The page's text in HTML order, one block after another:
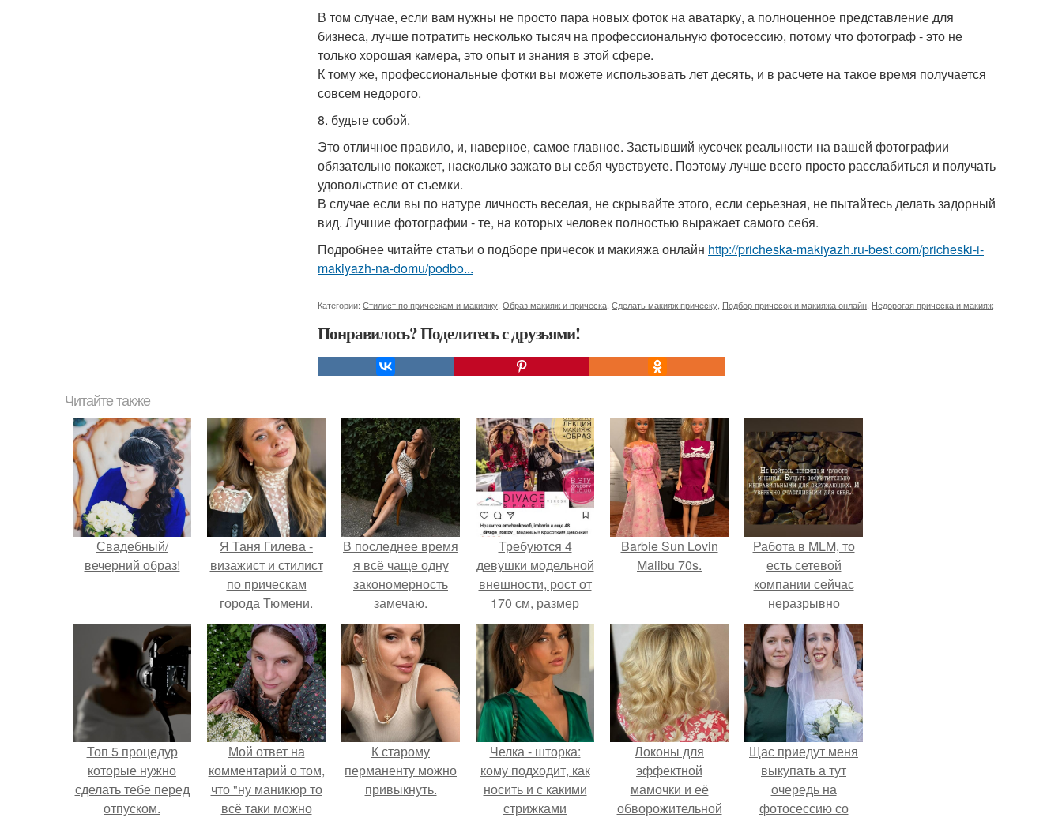
В том случае, если вам нужны не просто пара новых фоток на аватарку, а полноценное представление для
бизнеса, лучше потратить несколько тысяч на профессиональную фотосессию, потому что фотограф - это не
только хорошая камера, это опыт и знания в этой сфере.
К тому же, профессиональные фотки вы можете использовать лет десять, и в расчете на такое время получается
совсем недорого.
8. будьте собой.
Это отличное правило, и, наверное, самое главное. Застывший кусочек реальности на вашей фотографии
обязательно покажет, насколько зажато вы себя чувствуете. Поэтому лучше всего просто расслабиться и получать
удовольствие от съемки.
В случае если вы по натуре личность веселая, не скрывайте этого, если серьезная, не пытайтесь делать задорный
вид. Лучшие фотографии - те, на которых человек полностью выражает самого себя.
Подробнее читайте статьи о подборе причесок и макияжа онлайн http://pricheska-makiyazh.ru-best.com/pricheski-i-
makiyazh-na-domu/podbo...
Категории: Стилист по прическам и макияжу Образ макияж и прическа Сделать макияж прическу Подбор причесок и макияжа онлайн Недорогая прическа и макияж
Понравилось? Поделитесь с друзьями!
Читайте также
Свадебный/
вечерний образ!
Я Таня Гилева -
визажист и стилист
по прическам
города Тюмени.
В последнее время
я всё чаще одну
закономерность
замечаю.
Требуются 4
девушки модельной
внешности, рост от
170 см, размер
одежды s.
Barbie Sun Lovin
Malibu 70s.
Работа в MLM, то
есть сетевой
компании сейчас
неразрывно
связана с создание
своего контента,
своей страницы в
соц сетях.
Топ 5 процедур
которые нужно
сделать тебе перед
отпуском.
Мой ответ на
комментарий о том,
что "ну маникюр то
всё таки можно
К старому
перманенту можно
привыкнуть.
Челка - шторка:
кому подходит, как
носить и с какими
стрижками
Локоны для
эффектной
мамочки и её
обворожительной
Щас приедут меня
выкупать а тут
очередь на
фотосессию со